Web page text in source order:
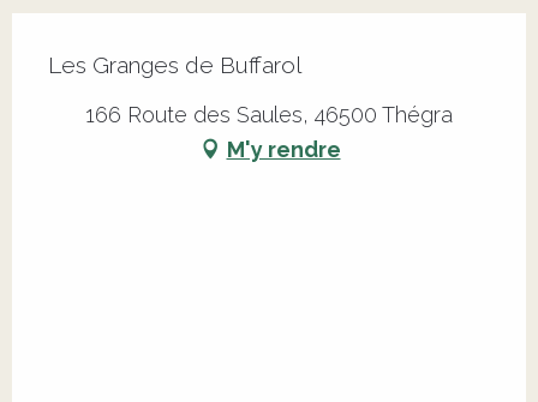
Les Granges de Buffarol
166 Route des Saules, 46500 Thégra
M'y rendre